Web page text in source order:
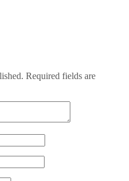
Required fields are